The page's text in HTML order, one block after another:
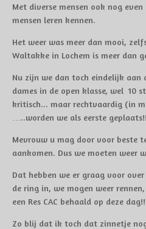
Met diverse mensen ook nog
mensen leren kennen.
Het weer was meer dan mooi,
Waltakke in Lochem is meer dan
Nu zijn we dan toch eindelijk aan
dames in de open klasse, wel 10
kritisch... maar rechtvaardig (in
…..worden we als eerste
Mevrouw u mag door voor beste
aankomen. Dus we moeten weer
Dat hebben we er graag voor
de ring in, we mogen weer
een Res CAC behaald op deze
Zo blij dat ik toch dat zinnetje